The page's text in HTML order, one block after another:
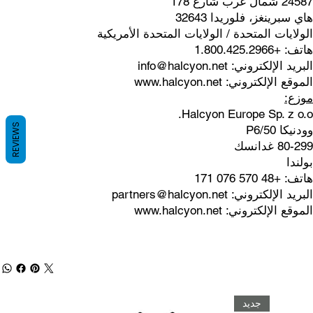
هاي سبرينغز، فلوريدا 32643
الولايات المتحدة / الولايات المتحدة الأمريكية
هاتف: +1.800.425.2966
البريد الإلكتروني: info@halcyon.net
الموقع الإلكتروني: www.halcyon.net
موزع:
Halcyon Europe Sp. z o.o.
وودنيكا 50/P6
80-299 غدانسك
بولندا
هاتف: +48 570 076 171
البريد الإلكتروني: partners@halcyon.net
الموقع الإلكتروني: www.halcyon.net
جديد
REVIEWS